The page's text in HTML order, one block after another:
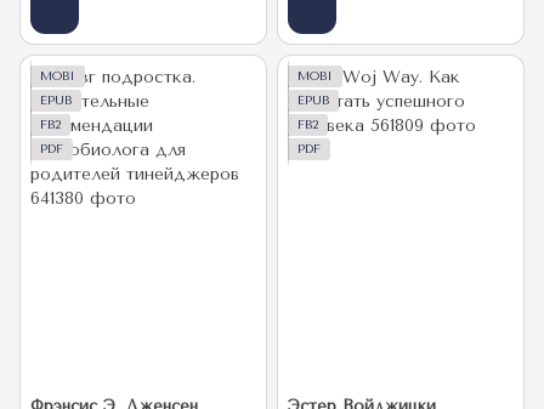
MOBI
EPUB
FB2
PDF
MOBI
EPUB
FB2
PDF